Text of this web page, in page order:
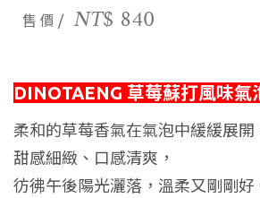
售 價 / NT$ 840
DINOTAENG 草莓蘇打風味氣
柔和的草莓香氣在氣泡中緩緩展開
甜感細緻、口感清爽，
彷彿午後陽光灑落，溫柔又剛剛好